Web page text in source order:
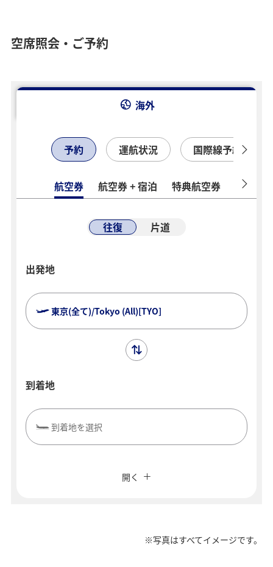
空席照会・ご予約
海外
予約 運航状況 国際線予約確認
航空券 航空券 + 宿泊 特典航空券 ホテル
往復 片道
出発地
東京(全て)/Tokyo (All)[TYO]
到着地
到着地を選択
往復で異なるクラスで検索
開く
※写真はすべてイメージです。